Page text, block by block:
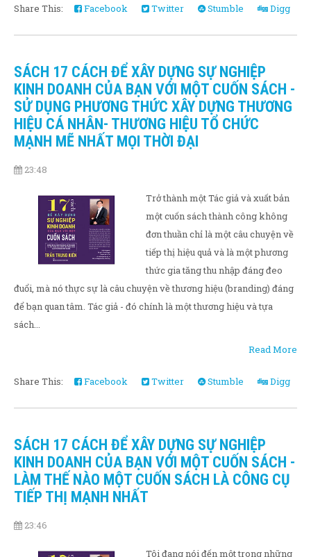
Share This: Facebook Twitter Stumble Digg
SÁCH 17 CÁCH ĐỂ XÂY DỰNG SỰ NGHIỆP
KINH DOANH CỦA BẠN VỚI MỘT CUỐN SÁCH -
SỬ DỤNG PHƯƠNG THỨC XÂY DỰNG THƯƠNG
HIỆU CÁ NHÂN- THƯƠNG HIỆU TỔ CHỨC
MẠNH MẼ NHẤT MỌI THỜI ĐẠI
23:48
Trở thành một Tác giả và xuất bản
một cuốn sách thành công không
đơn thuần chỉ là một câu chuyện về
tiếp thị hiệu quả và là một phương
thức gia tăng thu nhập đáng đeo
đuổi, mà nó thực sự là câu chuyện về thương hiệu (branding) đáng
để bạn quan tâm. Tác giả - đó chính là một thương hiệu và tựa
sách...
Read More
Share This: Facebook Twitter Stumble Digg
SÁCH 17 CÁCH ĐỂ XÂY DỰNG SỰ NGHIỆP
KINH DOANH CỦA BẠN VỚI MỘT CUỐN SÁCH -
LÀM THẾ NÀO MỘT CUỐN SÁCH LÀ CÔNG CỤ
TIẾP THỊ MẠNH NHẤT
23:46
Tôi đang nói đến một trong những